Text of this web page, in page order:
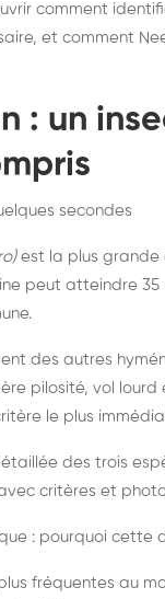
comment
et comment
: un
secondes
est la plus grande
peut atteindre
des autres
pilosité, vol
le plus
des trois
critères et
: pourquoi cette
fréquentes au